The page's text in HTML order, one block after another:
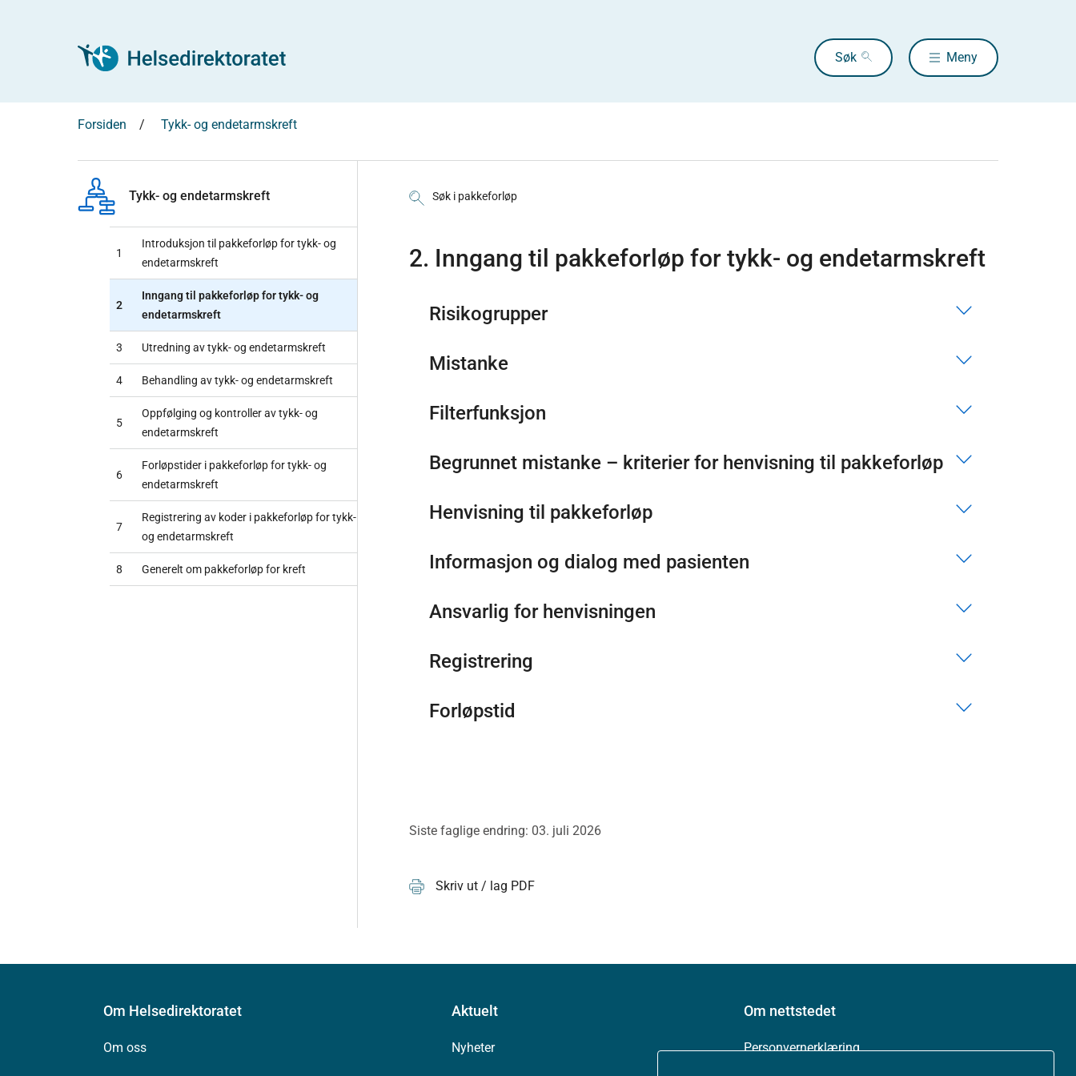
Søk Meny
Forsiden Tykk- og endetarmskreft
Tykk- og endetarmskreft
1
Introduksjon til pakkeforløp for tykk- og
endetarmskreft
2
Inngang til pakkeforløp for tykk- og
endetarmskreft
3 Utredning av tykk- og endetarmskreft
4 Behandling av tykk- og endetarmskreft
5
Oppfølging og kontroller av tykk- og
endetarmskreft
6
Forløpstider i pakkeforløp for tykk- og
endetarmskreft
7
Registrering av koder i pakkeforløp for tykk-
og endetarmskreft
8 Generelt om pakkeforløp for kreft
Søk i pakkeforløp
2. Inngang til pakkeforløp for tykk- og endetarmskreft
Risikogrupper
Mistanke
Filterfunksjon
Begrunnet mistanke – kriterier for henvisning til pakkeforløp
Henvisning til pakkeforløp
Informasjon og dialog med pasienten
Ansvarlig for henvisningen
Registrering
Forløpstid
Siste faglige endring: 03. juli 2026
Skriv ut / lag PDF
Om Helsedirektoratet
Om oss
Aktuelt
Nyheter
Om nettstedet
Personvernerklæring